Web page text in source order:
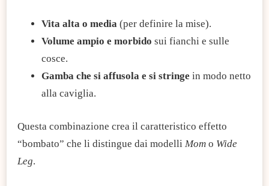
Vita alta o media (per definire la mise).
Volume ampio e morbido sui fianchi e sulle
cosce.
​Gamba che si affusola e si stringe in modo netto
alla caviglia.
Questa combinazione crea il caratteristico effetto
“bombato” che li distingue dai modelli Mom o Wide
Leg.